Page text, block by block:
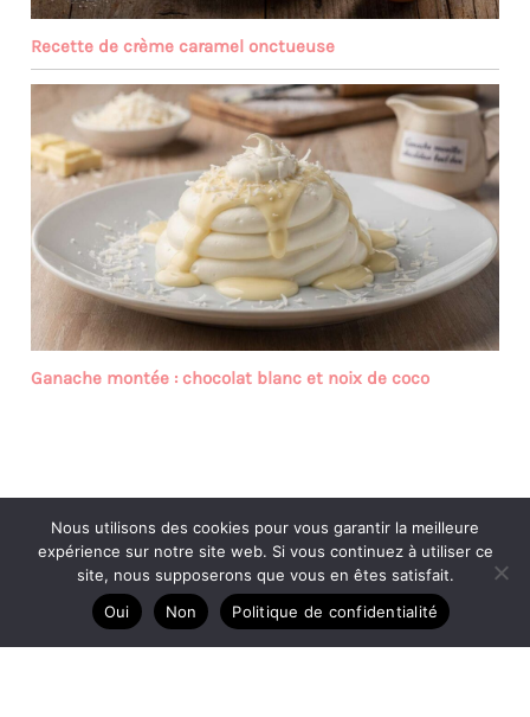
Recette de crème caramel onctueuse
Ganache montée : chocolat blanc et noix de coco
Copyright © 2026 Apprendre le cake design
A propos
Contact
Nous utilisons des cookies pour vous garantir la meilleure
expérience sur notre site web. Si vous continuez à utiliser ce
site, nous supposerons que vous en êtes satisfait.
Oui
Non Politique de confidentialité